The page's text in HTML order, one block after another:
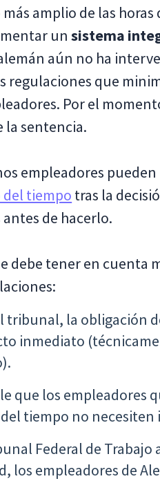
amplio de las
unsistema
aún no ha
regulaciones que
Por el
la sentencia.
empleadores
tiempo tras la
de hacerlo.
debe tener en cuenta
tribunal, la obligación
inmediato
que los empleadores
tiempo no
Federal de Trabajo
los empleadores de